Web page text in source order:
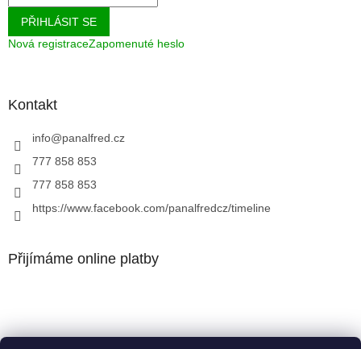
PŘIHLÁSIT SE
Nová registraceZapomenuté heslo
Kontakt
info@panalfred.cz
777 858 853
777 858 853
https://www.facebook.com/panalfredcz/timeline
Přijímáme online platby